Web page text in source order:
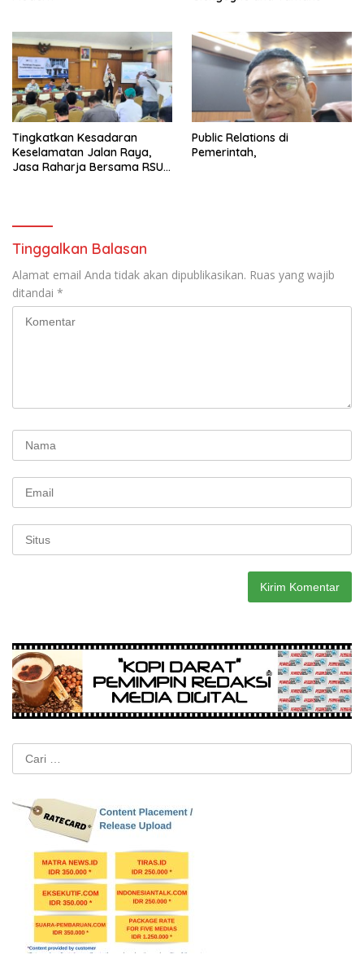
Tingkatkan Kesadaran
Keselamatan Jalan Raya,
Jasa Raharja Bersama RSU
Public Relations di
Pemerintah,
Tinggalkan Balasan
Alamat email Anda tidak akan dipublikasikan. Ruas yang wajib
ditandai *
Cari
untuk: